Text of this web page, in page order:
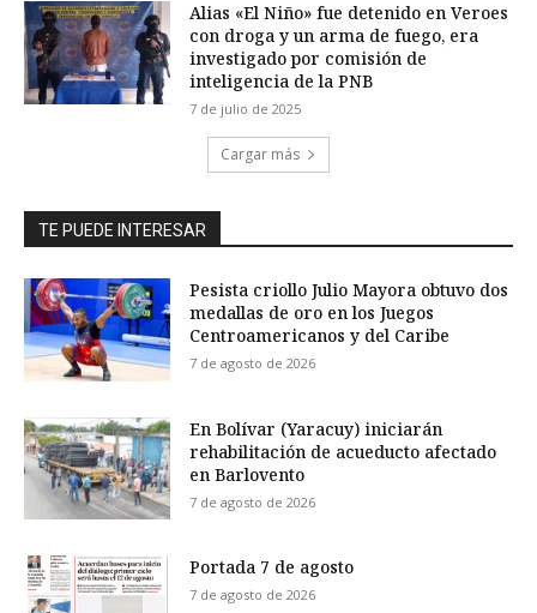
Alias «El Niño» fue detenido en Veroes
con droga y un arma de fuego, era
investigado por comisión de
inteligencia de la PNB
7 de julio de 2025
Cargar más
TE PUEDE INTERESAR
Pesista criollo Julio Mayora obtuvo dos
medallas de oro en los Juegos
Centroamericanos y del Caribe
7 de agosto de 2026
En Bolívar (Yaracuy) iniciarán
rehabilitación de acueducto afectado
en Barlovento
7 de agosto de 2026
Portada 7 de agosto
7 de agosto de 2026